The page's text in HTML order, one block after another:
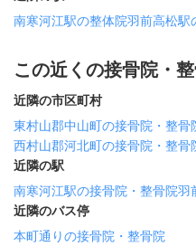
南寒河江駅の整体院羽前高松駅
この近くの接骨院・
近隣の市区町村
東村山郡中山町の接骨院・整骨
西村山郡河北町の接骨院・整骨
近隣の駅
南寒河江駅の接骨院・整骨院羽
近隣のバス停
本町通りの接骨院・整骨院